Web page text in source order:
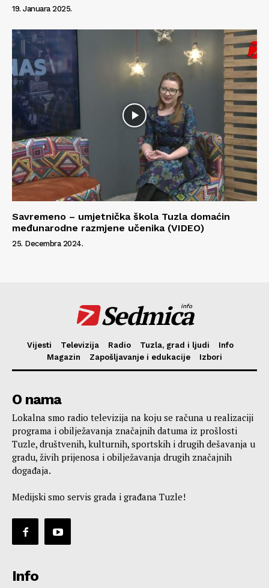
19. Januara 2025.
Savremeno – umjetnička škola Tuzla domaćin
međunarodne razmjene učenika (VIDEO)
25. Decembra 2024.
Sedmica
info
Vijesti Televizija Radio Tuzla, grad i ljudi
Info
Magazin
Zapošljavanje i edukacije Izbori
O nama
Lokalna smo radio televizija na koju se računa u realizaciji
programa i obilježavanja značajnih datuma iz prošlosti
Tuzle, društvenih, kulturnih, sportskih i drugih dešavanja u
gradu, živih prijenosa i obilježavanja drugih značajnih
događaja.
Medijski smo servis grada i građana Tuzle!
Info